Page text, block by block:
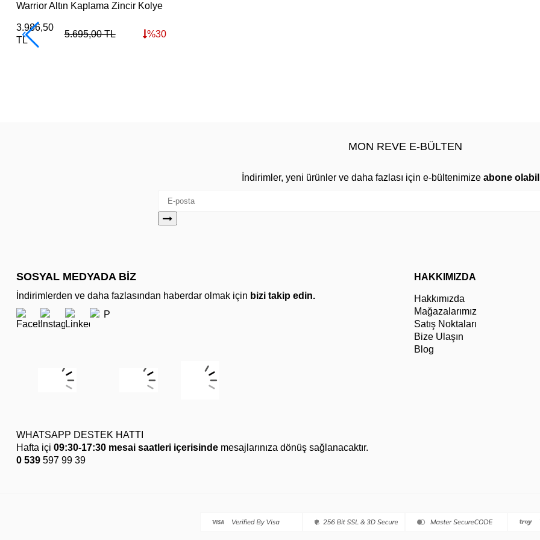
Warrior Altın Kaplama Zincir Kolye
3.986,50
TL
5.695,00TL %30
MON REVE E-BÜLTEN
İndirimler, yeni ürünler ve daha fazlası için e-bültenimize abone
SOSYAL MEDYADA BİZ
İndirimlerden ve daha fazlasından haberdar olmak için bizi takip edin.
WHATSAPP DESTEK HATTI
Hafta içi 09:30-17:30 mesai saatleri içerisinde mesajlarınıza dönüş sağlanacaktır.
0 539 597 99 39
HAKKIMIZDA
Hakkımızda
Mağazalarımız
Satış Noktaları
Bize Ulaşın
Blog